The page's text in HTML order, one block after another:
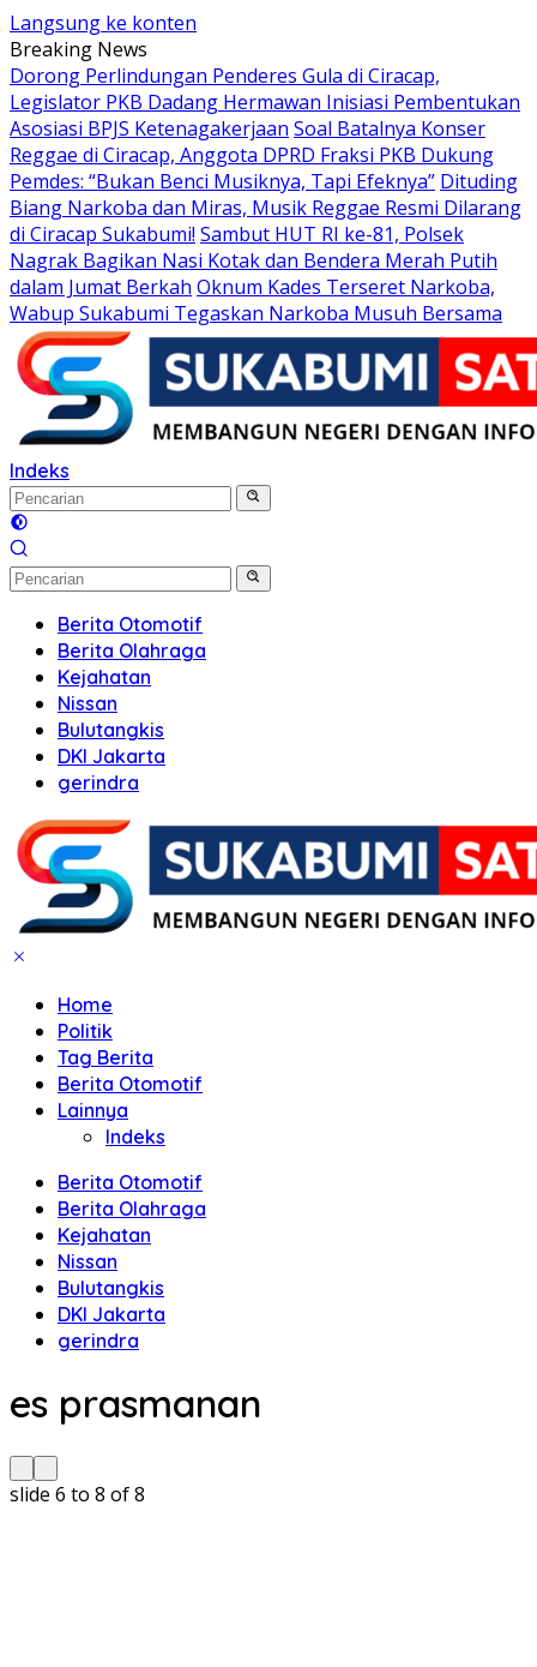
Langsung ke konten
Breaking News
Dorong Perlindungan Penderes Gula di Ciracap,
Legislator PKB Dadang Hermawan Inisiasi Pembentukan
Asosiasi BPJS Ketenagakerjaan Soal Batalnya Konser
Reggae di Ciracap, Anggota DPRD Fraksi PKB Dukung
Pemdes: “Bukan Benci Musiknya, Tapi Efeknya” Dituding
Biang Narkoba dan Miras, Musik Reggae Resmi Dilarang
di Ciracap Sukabumi! Sambut HUT RI ke-81, Polsek
Nagrak Bagikan Nasi Kotak dan Bendera Merah Putih
dalam Jumat Berkah Oknum Kades Terseret Narkoba,
Wabup Sukabumi Tegaskan Narkoba Musuh Bersama
Indeks
Berita Otomotif
Berita Olahraga
Kejahatan
Nissan
Bulutangkis
DKI Jakarta
gerindra
Home
Politik
Tag Berita
Berita Otomotif
Lainnya
Indeks
Berita Otomotif
Berita Olahraga
Kejahatan
Nissan
Bulutangkis
DKI Jakarta
gerindra
es prasmanan
slide 6 to 8 of 8